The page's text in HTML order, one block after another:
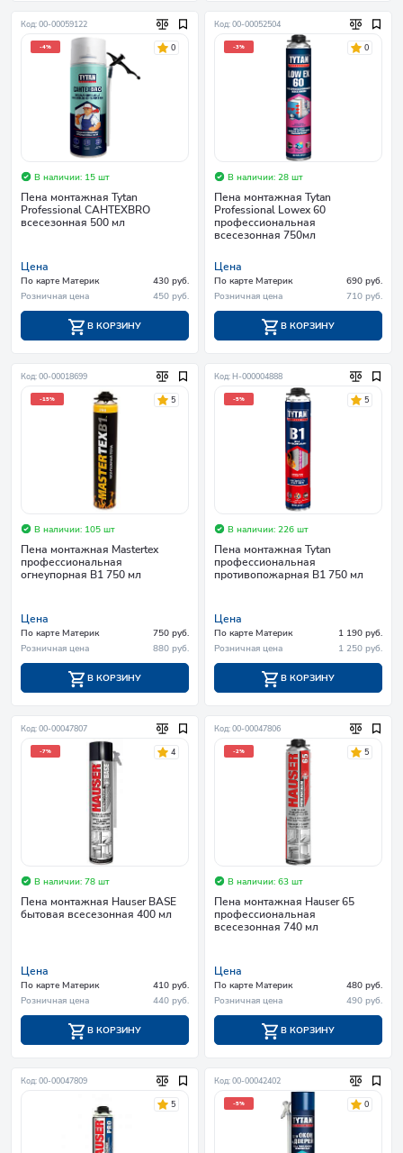
Код: 00-00059122
-4% 0
В наличии: 15 шт
Пена монтажная Tytan
Professional САНТЕХBRO
всесезонная 500 мл
Цена
По карте Материк
430 руб.
Розничная цена
450 руб.
В КОРЗИНУ
Код: 00-00052504
-3% 0
В наличии: 28 шт
Пена монтажная Tytan
Professional Lowex 60
профессиональная
всесезонная 750мл
Цена
По карте Материк
690 руб.
Розничная цена
710 руб.
В КОРЗИНУ
Код: 00-00018699
-15% 5
В наличии: 105 шт
Пена монтажная Mastertex
профессиональная
огнеупорная B1 750 мл
Цена
По карте Материк
750 руб.
Розничная цена
880 руб.
В КОРЗИНУ
Код: Н-000004888
-5% 5
В наличии: 226 шт
Пена монтажная Tytan
профессиональная
противопожарная В1 750 мл
Цена
По карте Материк
1 190 руб.
Розничная цена
1 250 руб.
В КОРЗИНУ
Код: 00-00047807
-7% 4
В наличии: 78 шт
Пена монтажная Hauser BASE
бытовая всесезонная 400 мл
Цена
По карте Материк
410 руб.
Розничная цена
440 руб.
В КОРЗИНУ
Код: 00-00047806
-2% 5
В наличии: 63 шт
Пена монтажная Hauser 65
профессиональная
всесезонная 740 мл
Цена
По карте Материк
480 руб.
Розничная цена
490 руб.
В КОРЗИНУ
Код: 00-00047809
5
Код: 00-00042402
-5% 0